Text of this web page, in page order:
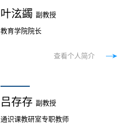
叶泫蠲 副教授
教育学院院长
查看个人简介
吕存存 副教授
通识课教研室专职教师